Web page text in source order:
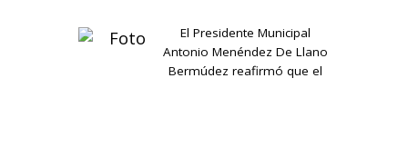
El Presidente Municipal
Antonio Menéndez De Llano
Bermúdez reafirmó que el